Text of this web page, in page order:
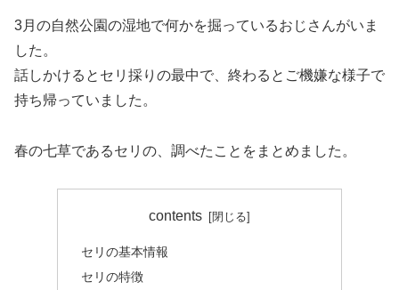
3月の自然公園の湿地で何かを掘っているおじさんがいま
した。
話しかけるとセリ採りの最中で、終わるとご機嫌な様子で
持ち帰っていました。
春の七草であるセリの、調べたことをまとめました。
contents
セリの基本情報
セリの特徴